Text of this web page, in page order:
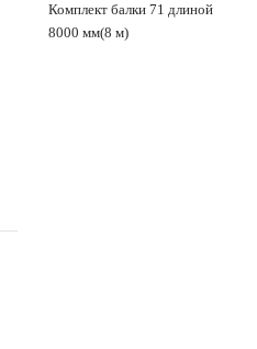
Комплект балки 71 длиной
8000 мм(8 м)